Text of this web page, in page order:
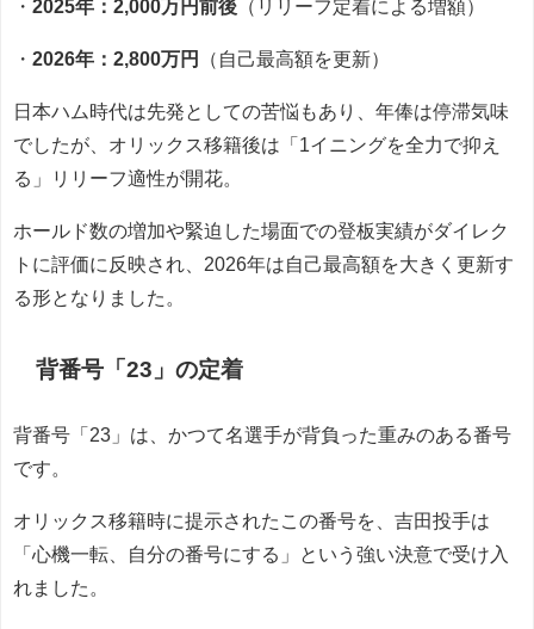
・ 2025年：2,000万円前後 （リリーフ定着による増額）
・ 2026年：2,800万円 （自己最高額を更新）
日本ハム時代は先発としての苦悩もあり、年俸は停滞気味
でしたが、オリックス移籍後は「1イニングを全力で抑え
る」リリーフ適性が開花。
ホールド数の増加や緊迫した場面での登板実績がダイレク
トに評価に反映され、2026年は自己最高額を大きく更新す
る形となりました。
背番号「23」の定着
背番号「23」は、かつて名選手が背負った重みのある番号
です。
オリックス移籍時に提示されたこの番号を、吉田投手は
「心機一転、自分の番号にする」という強い決意で受け入
れました。